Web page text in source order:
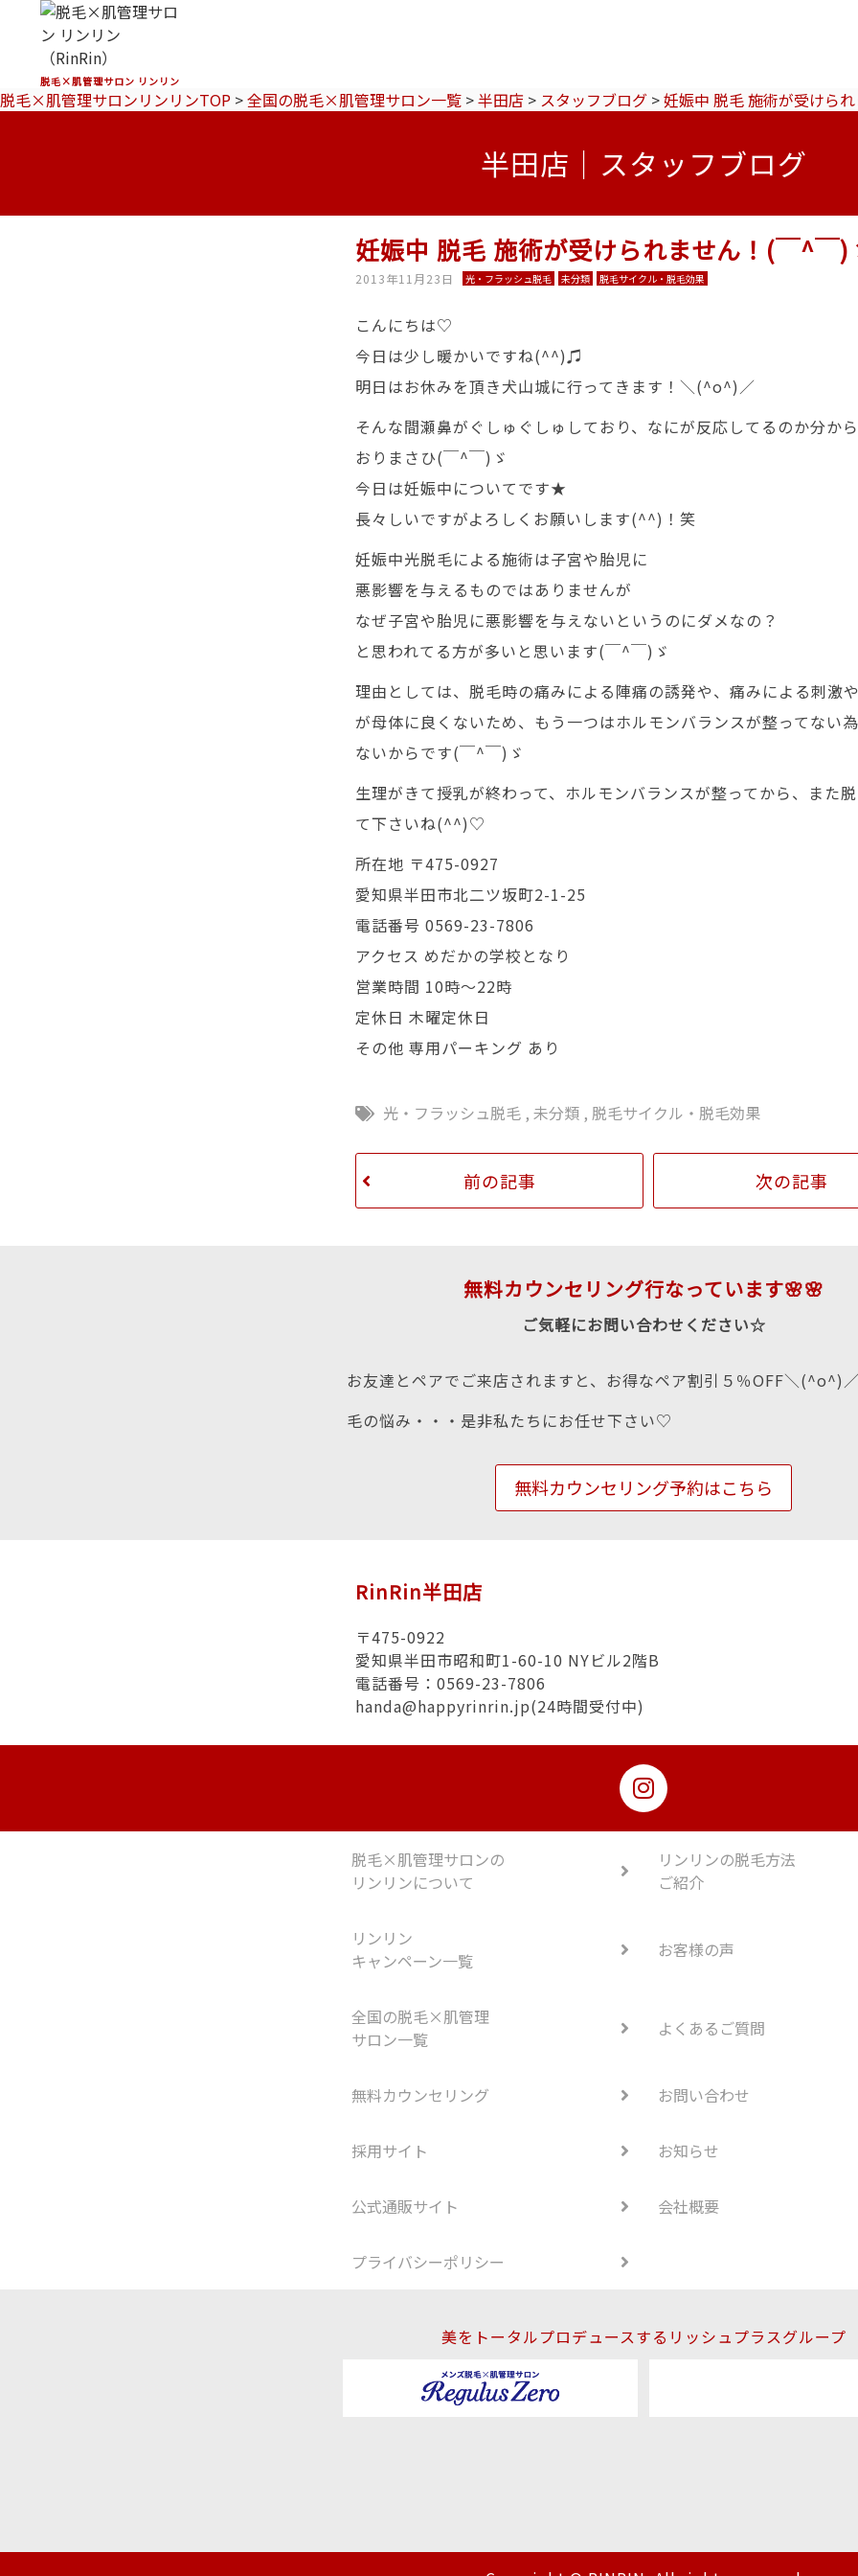
脱毛×肌管理サロン リンリン
脱毛×肌管理サロンリンリンTOP >全国の脱毛×肌管理サロン一覧 >半田店 > スタッフブログ >妊娠中 脱毛 施術が受けら
半田店｜スタッフブログ
妊娠中 脱毛 施術が受けられません！(￣^￣)
2013年11月23日 光・フラッシュ脱毛 未分類 脱毛サイクル・脱毛効果
こんにちは♡
今日は少し暖かいですね(^^)♫
明日はお休みを頂き犬山城に行ってきます！＼(^o^)／
そんな間瀬鼻がぐしゅぐしゅしており、なにが反応してるのか分か
おりまさひ(￣^￣)ゞ
今日は妊娠中についてです★
長々しいですがよろしくお願いします(^^)！笑
妊娠中光脱毛による施術は子宮や胎児に
悪影響を与えるものではありませんが
なぜ子宮や胎児に悪影響を与えないというのにダメなの？
と思われてる方が多いと思います(￣^￣)ゞ
理由としては、脱毛時の痛みによる陣痛の誘発や、痛みによる刺激
が母体に良くないため、もう一つはホルモンバランスが整ってない
ないからです(￣^￣)ゞ
生理がきて授乳が終わって、ホルモンバランスが整ってから、また
て下さいね(^^)♡
所在地 〒475-0927
愛知県半田市北二ツ坂町2-1-25
電話番号 0569-23-7806
アクセス めだかの学校となり
営業時間 10時～22時
定休日 木曜定休日
その他 専用パーキング あり
光・フラッシュ脱毛 ,未分類 , 脱毛サイクル・脱毛効果
前の記事 次の記事
無料カウンセリング行なっています🌸🌸
ご気軽にお問い合わせください☆
お友達とペアでご来店されますと、お得なペア割引５％OFF＼(^o^)
毛の悩み・・・是非私たちにお任せ下さい♡
無料カウンセリング予約はこちら
RinRin半田店
〒475-0922
愛知県半田市昭和町1-60-10 NYビル2階B
電話番号：0569-23-7806
handa@happyrinrin.jp(24時間受付中)
脱毛×肌管理サロンの
リンリンについて
リンリンの脱毛方法
ご紹介
リンリン
キャンペーン一覧
お客様の声
全国の脱毛×肌管理
サロン一覧
よくあるご質問
無料カウンセリング お問い合わせ
採用サイト お知らせ
公式通販サイト 会社概要
プライバシーポリシー
美をトータルプロデュースするリッシュプラスグループ